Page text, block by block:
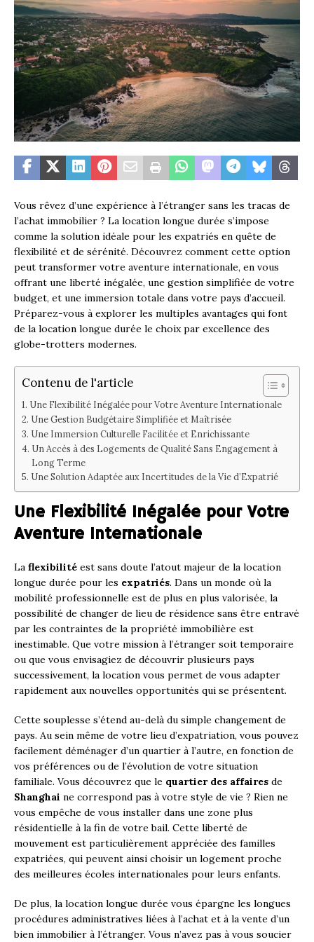
Vous rêvez d’une expérience à l’étranger sans les tracas de
l’achat immobilier ? La location longue durée s’impose
comme la solution idéale pour les expatriés en quête de
flexibilité et de sérénité. Découvrez comment cette option
peut transformer votre aventure internationale, en vous
offrant une liberté inégalée, une gestion simplifiée de votre
budget, et une immersion totale dans votre pays d’accueil.
Préparez-vous à explorer les multiples avantages qui font
de la location longue durée le choix par excellence des
globe-trotters modernes.
Contenu de l'article
Une Flexibilité Inégalée pour Votre Aventure Internationale
Une Gestion Budgétaire Simplifiée et Maîtrisée
Une Immersion Culturelle Facilitée et Enrichissante
Un Accès à des Logements de Qualité Sans Engagement à
Long Terme
Une Solution Adaptée aux Incertitudes de la Vie d’Expatrié
Une Flexibilité Inégalée pour Votre
Aventure Internationale
La flexibilité est sans doute l’atout majeur de la location
longue durée pour les expatriés. Dans un monde où la
mobilité professionnelle est de plus en plus valorisée, la
possibilité de changer de lieu de résidence sans être entravé
par les contraintes de la propriété immobilière est
inestimable. Que votre mission à l’étranger soit temporaire
ou que vous envisagiez de découvrir plusieurs pays
successivement, la location vous permet de vous adapter
rapidement aux nouvelles opportunités qui se présentent.
Cette souplesse s’étend au-delà du simple changement de
pays. Au sein même de votre lieu d’expatriation, vous pouvez
facilement déménager d’un quartier à l’autre, en fonction de
vos préférences ou de l’évolution de votre situation
familiale. Vous découvrez que le quartier des affaires de
Shanghai ne correspond pas à votre style de vie ? Rien ne
vous empêche de vous installer dans une zone plus
résidentielle à la fin de votre bail. Cette liberté de
mouvement est particulièrement appréciée des familles
expatriées, qui peuvent ainsi choisir un logement proche
des meilleures écoles internationales pour leurs enfants.
De plus, la location longue durée vous épargne les longues
procédures administratives liées à l’achat et à la vente d’un
bien immobilier à l’étranger. Vous n’avez pas à vous soucier